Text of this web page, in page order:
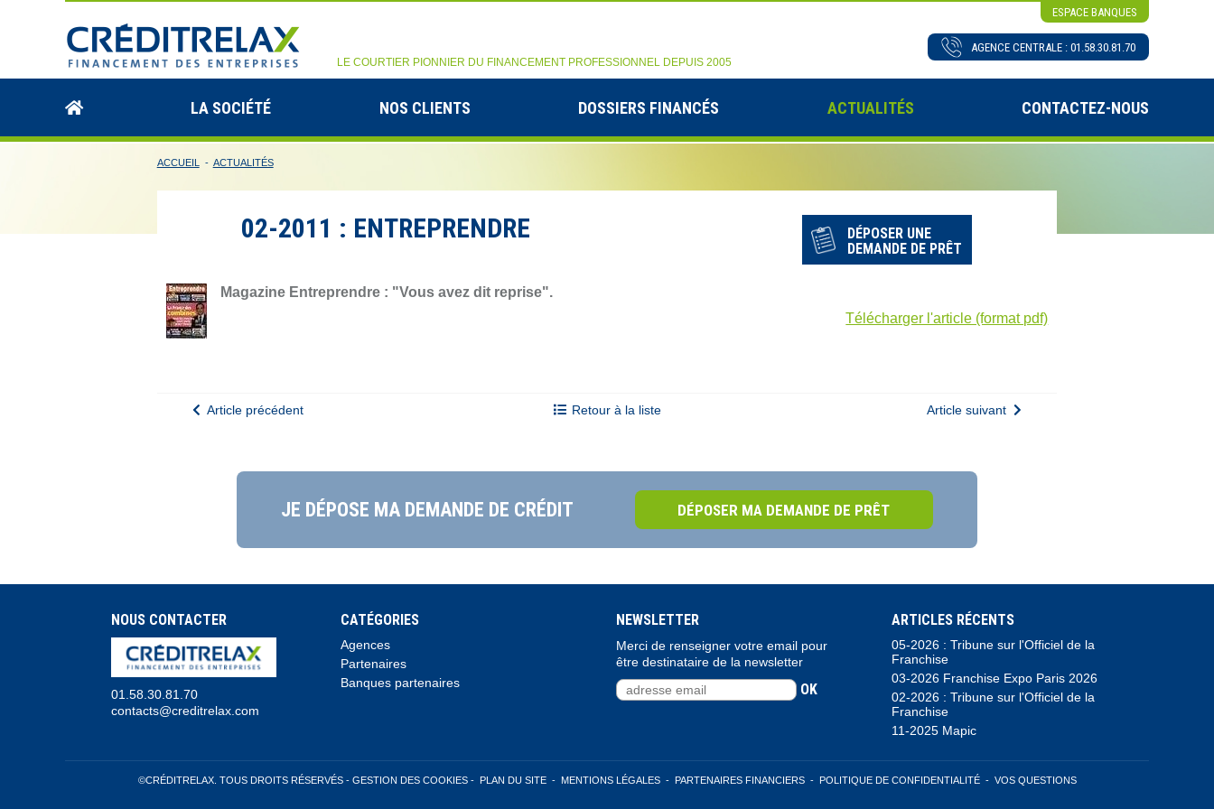
ESPACE BANQUES
LE COURTIER PIONNIER DU FINANCEMENT PROFESSIONNEL DEPUIS 2005
AGENCE CENTRALE : 01.58.30.81.70
LA SOCIÉTÉ NOS CLIENTS DOSSIERS FINANCÉS ACTUALITÉS CONTACTEZ-NOUS
ACCUEIL - ACTUALITÉS
02-2011 : ENTREPRENDRE
DÉPOSER UNE
DEMANDE DE PRÊT
Magazine Entreprendre : "Vous avez dit reprise".
Télécharger l'article (format pdf)
Article précédent Retour à la liste Article suivant
JE DÉPOSE MA DEMANDE DE CRÉDIT DÉPOSER MA DEMANDE DE PRÊT
NOUS CONTACTER
01.58.30.81.70
contacts@creditrelax.com
CATÉGORIES
Agences
Partenaires
Banques partenaires
NEWSLETTER
Merci de renseigner votre email pour
être destinataire de la newsletter
OK
ARTICLES RÉCENTS
05-2026 : Tribune sur l'Officiel de la
Franchise
03-2026 Franchise Expo Paris 2026
02-2026 : Tribune sur l'Officiel de la
Franchise
11-2025 Mapic
©CRÉDITRELAX. TOUS DROITS RÉSERVÉS - GESTION DES COOKIES- PLAN DU SITE- MENTIONS LÉGALES- PARTENAIRES FINANCIERS- POLITIQUE DE CONFIDENTIALITÉ- VOS QUESTIONS